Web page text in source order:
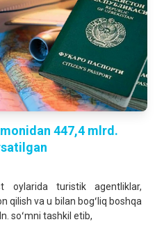
447,4 mlrd.
oylarida turistik agentliklar,
qilish va u bilan bogʻliq boshqa
soʻmni tashkil etib,